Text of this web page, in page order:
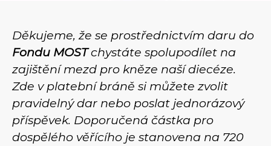
Děkujeme, že se prostřednictvím daru do
Fondu MOSTchystáte spolupodílet na
zajištění mezd pro kněze naší diecéze.
Zde v platební bráně si můžete zvolit
pravidelný dar nebo poslat jednorázový
příspěvek. Doporučená částka pro
dospělého věřícího je stanovena na 720